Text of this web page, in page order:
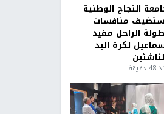
النجاح الوطنية
منافسات
الراحل مفيد
لكرة اليد